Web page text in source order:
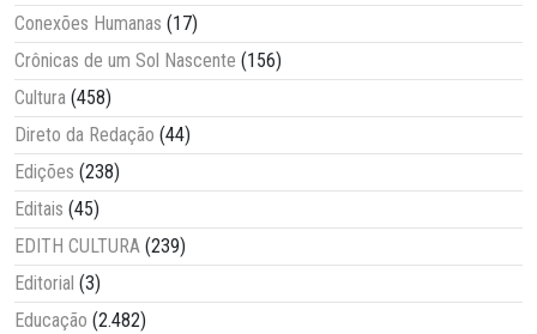
Conexões Humanas (17)
Crônicas de um Sol Nascente (156)
Cultura (458)
Direto da Redação (44)
Edições (238)
Editais (45)
EDITH CULTURA (239)
Editorial (3)
Educação (2.482)